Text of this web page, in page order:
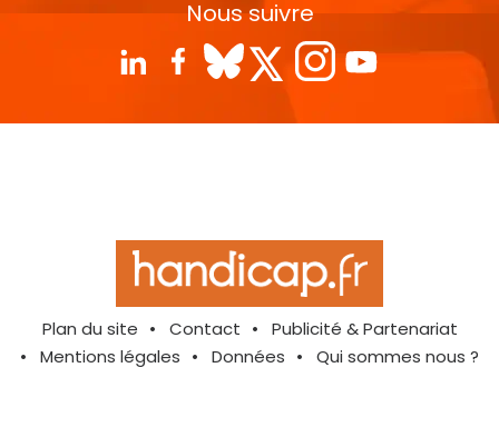
Nous suivre
Plan du site Contact
Publicité & Partenariat
Mentions légales
Données Qui sommes nous ?